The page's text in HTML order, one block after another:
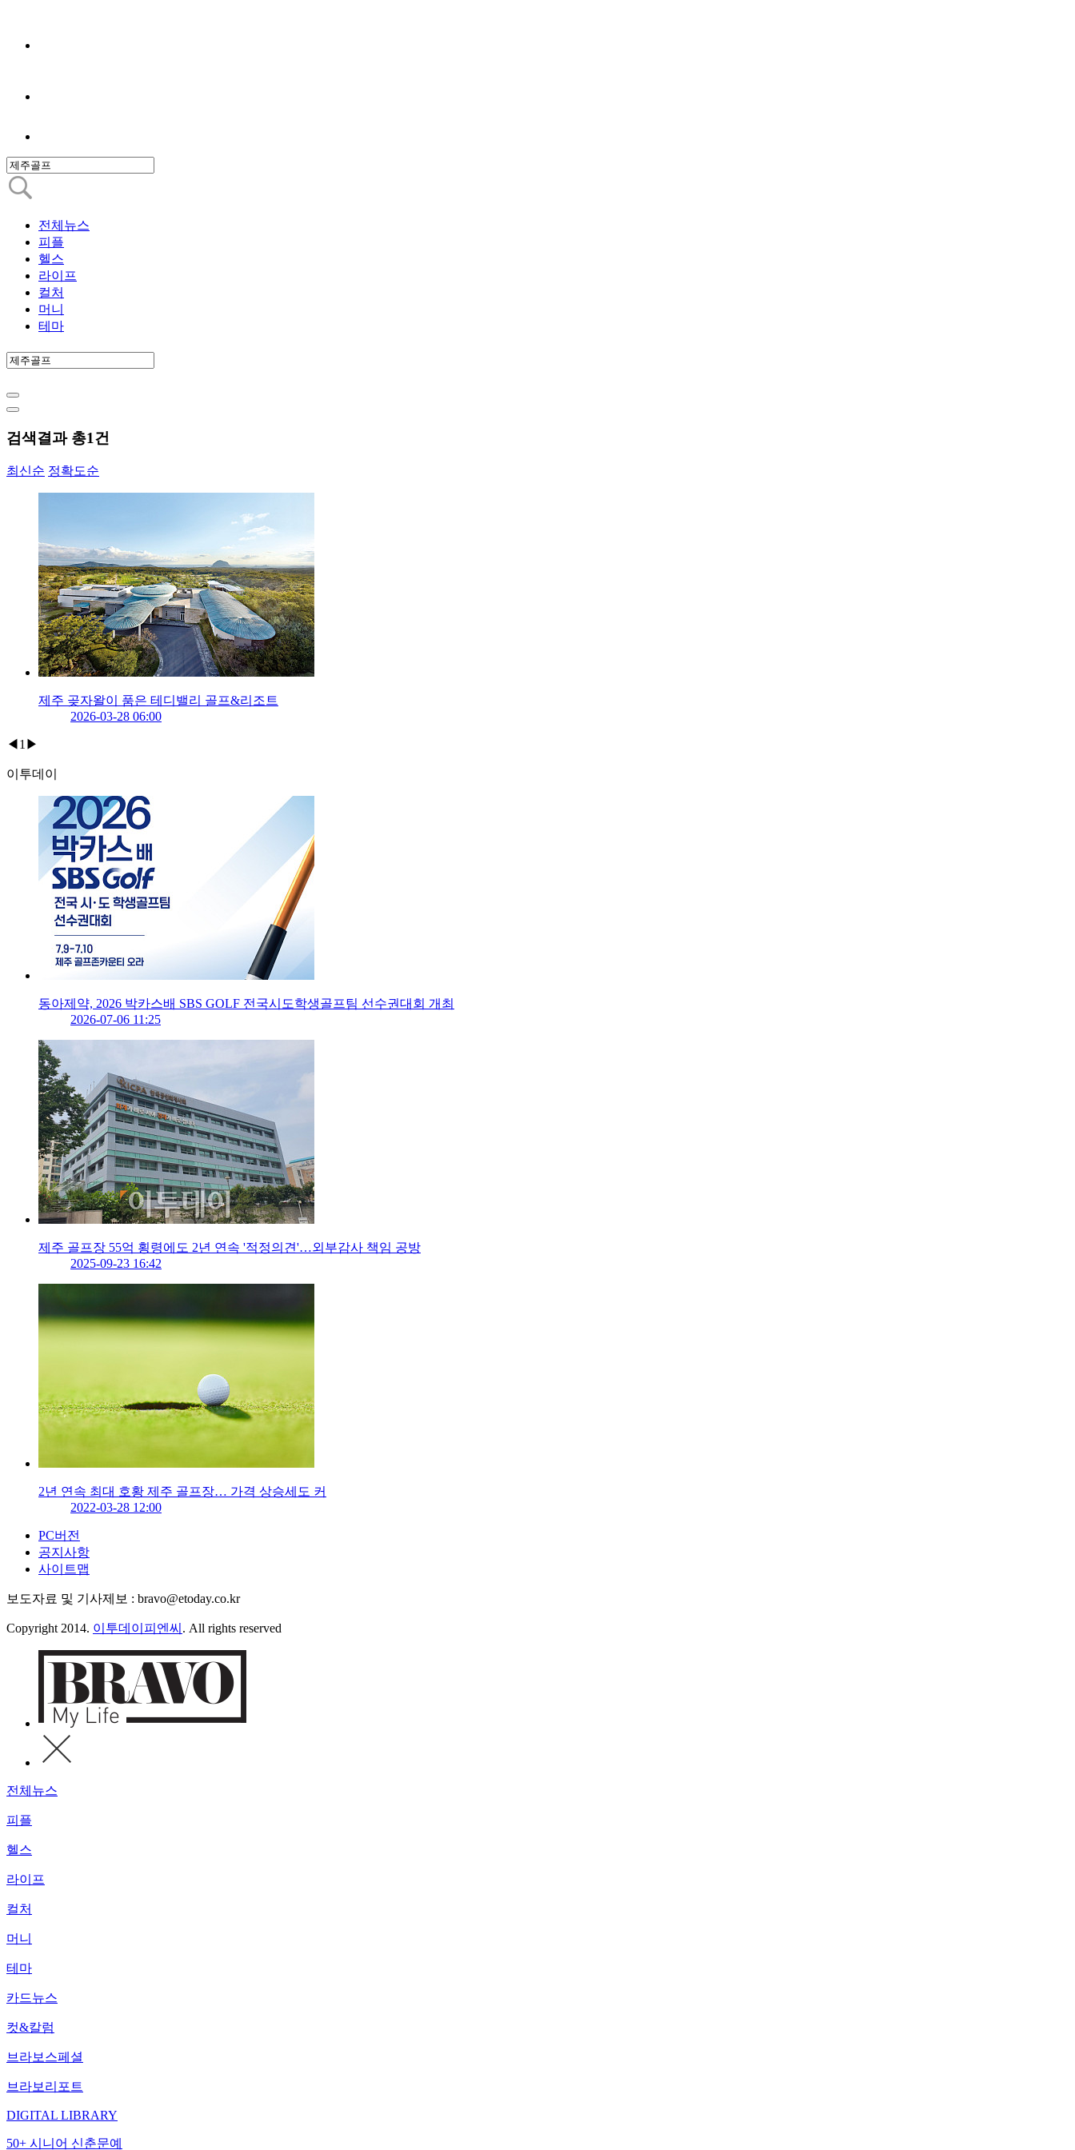
전체뉴스
피플
헬스
라이프
컬처
머니
테마
검색결과 총1건
최신순 정확도순
제주 곶자왈이 품은 테디밸리 골프&리조트
2026-03-28 06:00
◀ 1 ▶
이투데이
동아제약, 2026 박카스배 SBS GOLF 전국시도학생골프팀 선수권대회 개최
2026-07-06 11:25
제주 골프장 55억 횡령에도 2년 연속 '적정의견'…외부감사 책임 공방
2025-09-23 16:42
2년 연속 최대 호황 제주 골프장… 가격 상승세도 커
2022-03-28 12:00
PC버전
공지사항
사이트맵
보도자료 및 기사제보 : bravo@etoday.co.kr
Copyright 2014. 이투데이피엔씨 . All rights reserved
전체뉴스
피플
헬스
라이프
컬처
머니
테마
카드뉴스
컷&칼럼
브라보스페셜
브라보리포트
DIGITAL LIBRARY
50+ 시니어 신춘문예